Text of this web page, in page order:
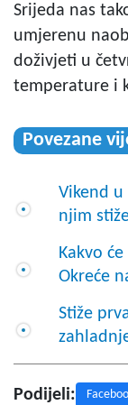
Srijeda nas
umjerenu
doživjeti u
temperature i
Povezane
Vikend u
njim
Kakvo
Okreće
Stiže
Podijeli: